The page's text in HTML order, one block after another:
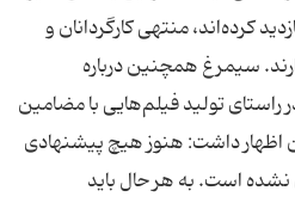
كرده‌اند، منتهی كارگردانان و
سیمرغ همچنین درباره
راستای تولید فیلم‌هایی با مضامین
اظهار داشت: هنوز هیچ پیشنهادی
است. به هر حال باید